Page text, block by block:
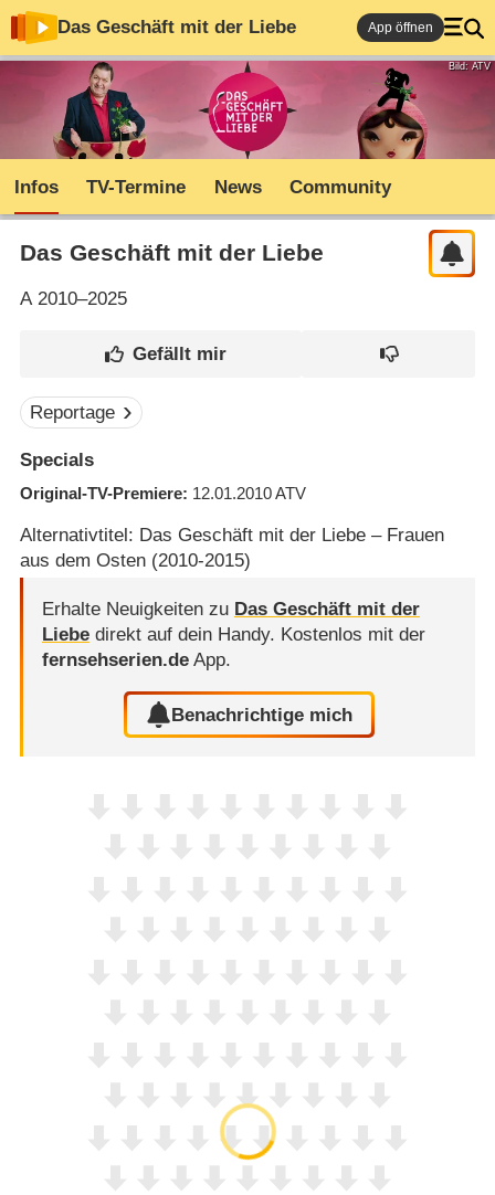
Das Geschäft mit der Liebe App öffnen
Bild: ATV
Infos TV-Termine News Community
Das Geschäft mit der Liebe
A2010–2025
Reportage
Specials
Original-TV-Premiere 12.01.2010ATV
Alternativtitel: Das Geschäft mit der Liebe – Frauen
aus dem Osten (2010-2015)
Erhalte Neuigkeiten zu Das Geschäft mit der
Liebedirekt auf dein Handy. Kostenlos mit der
fernsehserien.deApp.
Benachrichtige mich